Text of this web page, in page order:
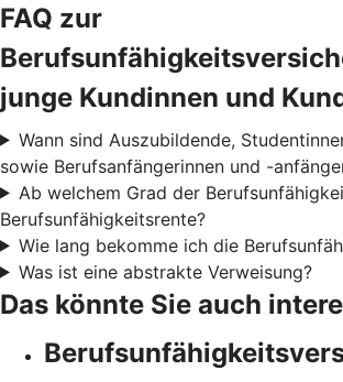
FAQ zur
junge Kundinnen und
Wann sind Auszubildende,
sowie Berufsanfängerinnen und -
Ab welchem Grad der
Berufsunfähigkeitsrente?
Wie lang bekomme ich die
Was ist eine abstrakte Verweisung?
Das könnte Sie auch